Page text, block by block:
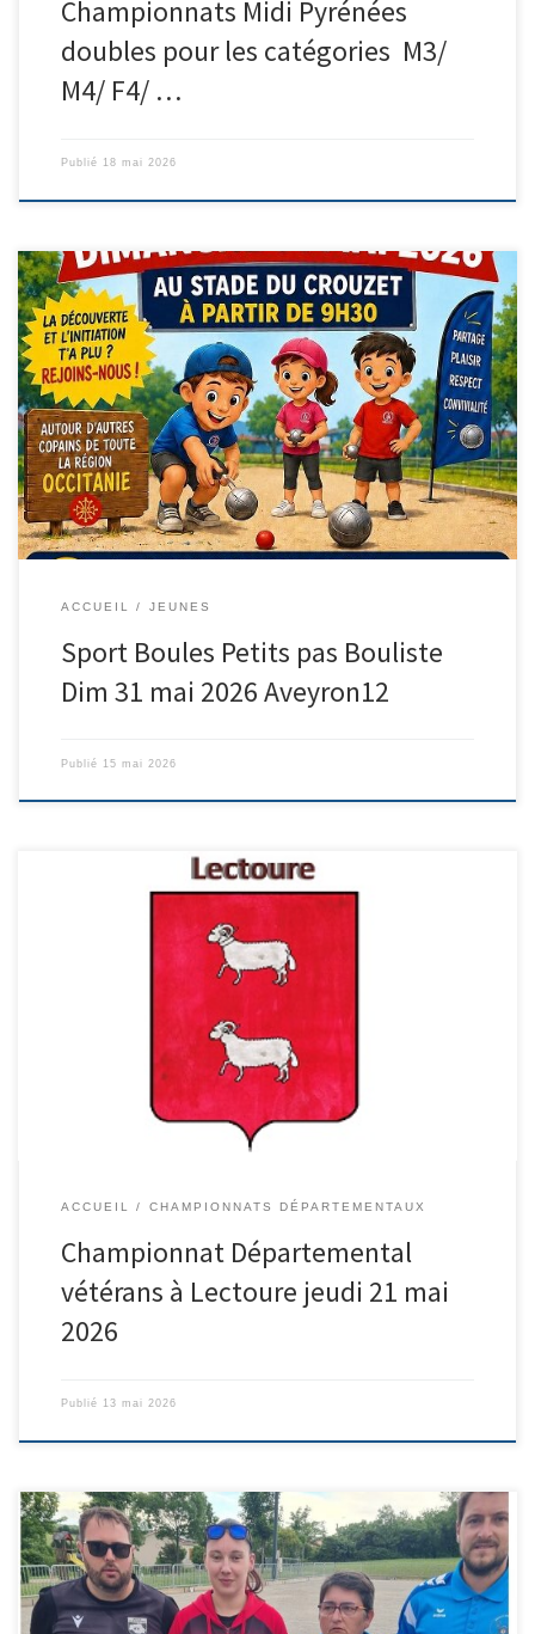
Championnats Midi Pyrénées
doubles pour les catégories M3/
M4/ F4/ …
Publié 18 mai 2026
ACCUEIL JEUNES
Sport Boules Petits pas Bouliste
Dim 31 mai 2026 Aveyron12
Publié 15 mai 2026
ACCUEIL CHAMPIONNATS DÉPARTEMENTAUX
Championnat Départemental
vétérans à Lectoure jeudi 21 mai
2026
Publié 13 mai 2026
Le championnat double mixte du CBD 32 s’est déroulé à Auradé.
12 équipes ont participé à la compétition. Ce sont les doubles de